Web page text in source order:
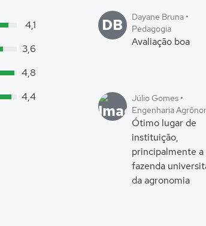
4,1
3,6
4,8
4,4
DB
Dayane Bruna •
Pedagogia
Avaliação boa
Júlio Gomes •
Engenharia
Ótimo lugar de
instituição,
principalmente a
fazenda
da agronomia